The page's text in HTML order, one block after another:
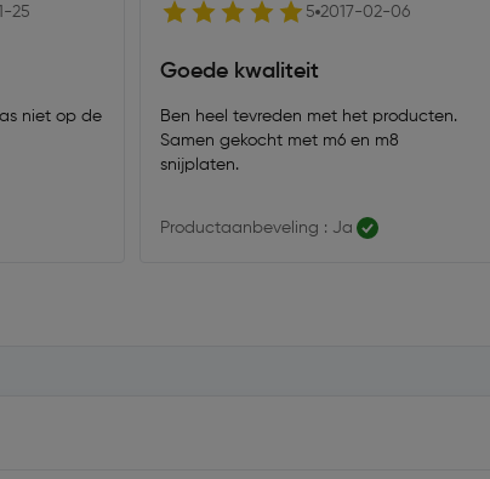
25
op de
5 2017-02-06
Goede kwaliteit
Ben heel tevreden met het producten.
Samen gekocht met m6 en m8
snijplaten.
Productaanbeveling : Ja